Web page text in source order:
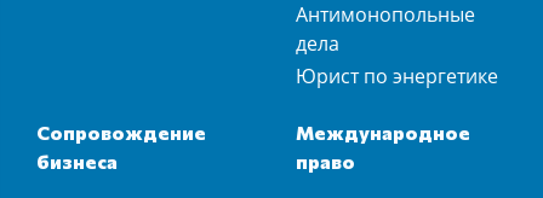
Антимонопольные
дела
Юрист по энергетике
Сопровождение
бизнеса
Международное
право